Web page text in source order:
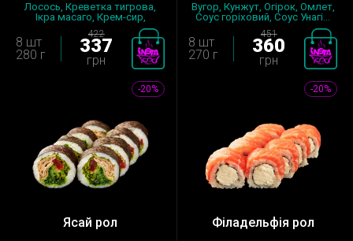
Лосось, Креветка тигрова,
Ікра масаго, Крем-сир,
Огірок,...
8 шт
280 г
422
337
грн
Вугор, Кунжут, Огірок, Омлет,
Соус горіховий, Соус Унагі...
8 шт
270 г
451
360
грн
-20%
Ясай рол
-20%
Філадельфія рол